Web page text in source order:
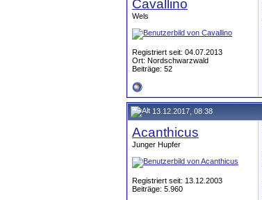
Cavallino
Wels
Registriert seit: 04.07.2013
Ort: Nordschwarzwald
Beiträge: 52
13.12.2017, 08:38
Acanthicus
Junger Hupfer
Registriert seit: 13.12.2003
Beiträge: 5.960